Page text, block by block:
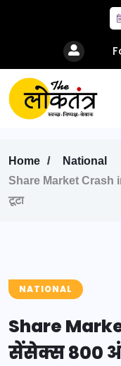
Home
National
Share Market Crash
टूटा
NATIONAL
Share
सेंसेक्स 800